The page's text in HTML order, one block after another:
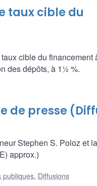
taux cible du
cible du
des dépôts, à 1½ %.
de presse
Stephen S. Poloz et
approx.)
publiques, Diffusions